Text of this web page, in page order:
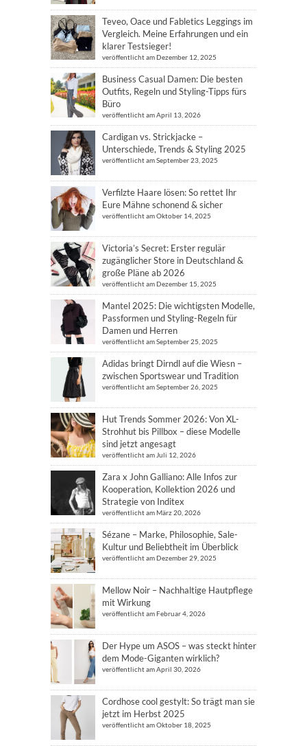
Teveo, Oace und Fabletics Leggings im
Vergleich. Meine Erfahrungen und ein
klarer Testsieger!
veröffentlicht am Dezember 12, 2025
Business Casual Damen: Die besten
Outfits, Regeln und Styling-Tipps fürs
Büro
veröffentlicht am April 13, 2026
Cardigan vs. Strickjacke –
Unterschiede, Trends & Styling 2025
veröffentlicht am September 23, 2025
Verfilzte Haare lösen: So rettet Ihr
Eure Mähne schonend & sicher
veröffentlicht am Oktober 14, 2025
Victoria’s Secret: Erster regulär
zugänglicher Store in Deutschland &
große Pläne ab 2026
veröffentlicht am Dezember 15, 2025
Mantel 2025: Die wichtigsten Modelle,
Passformen und Styling-Regeln für
Damen und Herren
veröffentlicht am September 25, 2025
Adidas bringt Dirndl auf die Wiesn –
zwischen Sportswear und Tradition
veröffentlicht am September 26, 2025
Hut Trends Sommer 2026: Von XL-
Strohhut bis Pillbox – diese Modelle
sind jetzt angesagt
veröffentlicht am Juli 12, 2026
Zara x John Galliano: Alle Infos zur
Kooperation, Kollektion 2026 und
Strategie von Inditex
veröffentlicht am März 20, 2026
Sézane – Marke, Philosophie, Sale-
Kultur und Beliebtheit im Überblick
veröffentlicht am Dezember 29, 2025
Mellow Noir – Nachhaltige Hautpflege
mit Wirkung
veröffentlicht am Februar 4, 2026
Der Hype um ASOS – was steckt hinter
dem Mode-Giganten wirklich?
veröffentlicht am April 30, 2026
Cordhose cool gestylt: So trägt man sie
jetzt im Herbst 2025
veröffentlicht am Oktober 18, 2025